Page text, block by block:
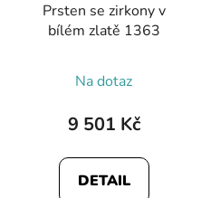
Prsten se zirkony v
bílém zlatě 1363
Na dotaz
9 501 Kč
DETAIL